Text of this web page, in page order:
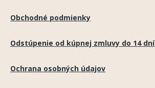
Obchodné podmienky
Odstúpenie od kúpnej zmluvy do 14 dní
Ochrana osobných údajov